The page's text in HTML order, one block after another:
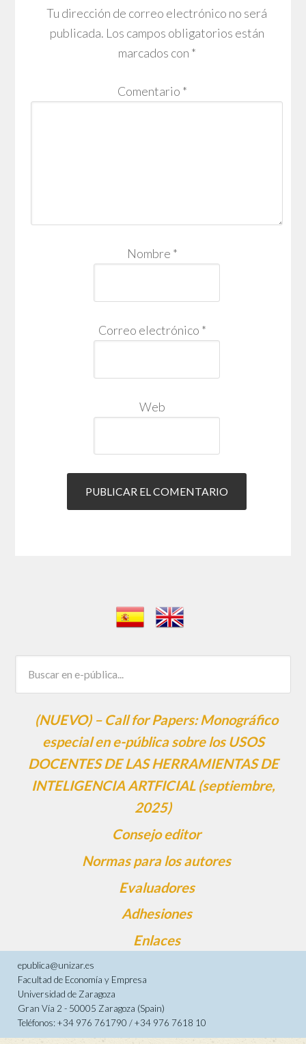
Tu dirección de correo electrónico no será
publicada. Los campos obligatorios están
marcados con *
Comentario *
Nombre *
Correo electrónico *
Web
(NUEVO) – Call for Papers: Monográfico
especial en e-pública sobre los USOS
DOCENTES DE LAS HERRAMIENTAS DE
INTELIGENCIA ARTFICIAL (septiembre,
2025)
Consejo editor
Normas para los autores
Evaluadores
Adhesiones
Enlaces
epublica@unizar.es
Facultad de Economía y Empresa
Universidad de Zaragoza
Gran Vía 2 - 50005 Zaragoza (Spain)
Teléfonos: +34 976 761790 / +34 976 7618 10